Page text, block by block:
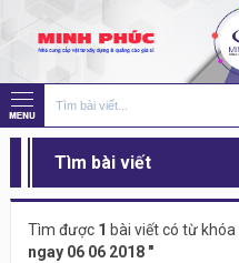
Tìm bài viết
Tìm được 1 bài viết có từ khóa
ngay 06 06 2018 "